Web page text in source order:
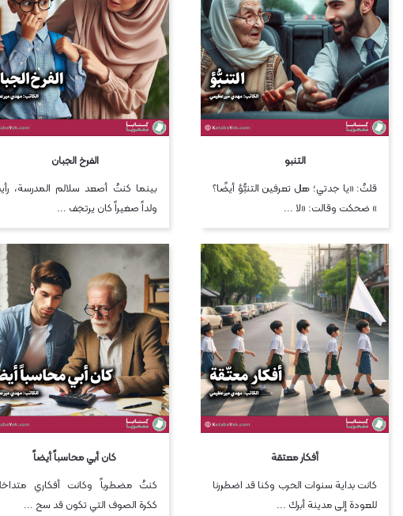
الفرخ الجبان
بینما كنتُ أصعد سلالم المدرسة،
ولداً صغيراً كان يرتجف ...
التنبو
قلتُ: «يا جدتي؛ هل تعرفين التنبُّؤ أيضًا؟
» ضحكت وقالت: «لا ...
كان أبي محاسباً أيضاً
كنتُ مضطرباً وكانت أفكاري
ككرة الصوف التي تكون قد سح ...
أفكار معتقة
كانت بداية سنوات الحرب وكنا قد اضطررنا
للعودة إلى مدينة أبرك ...